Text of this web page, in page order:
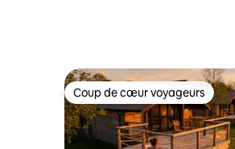
Coup de cœur voyageurs
Coup de cœur voyageurs